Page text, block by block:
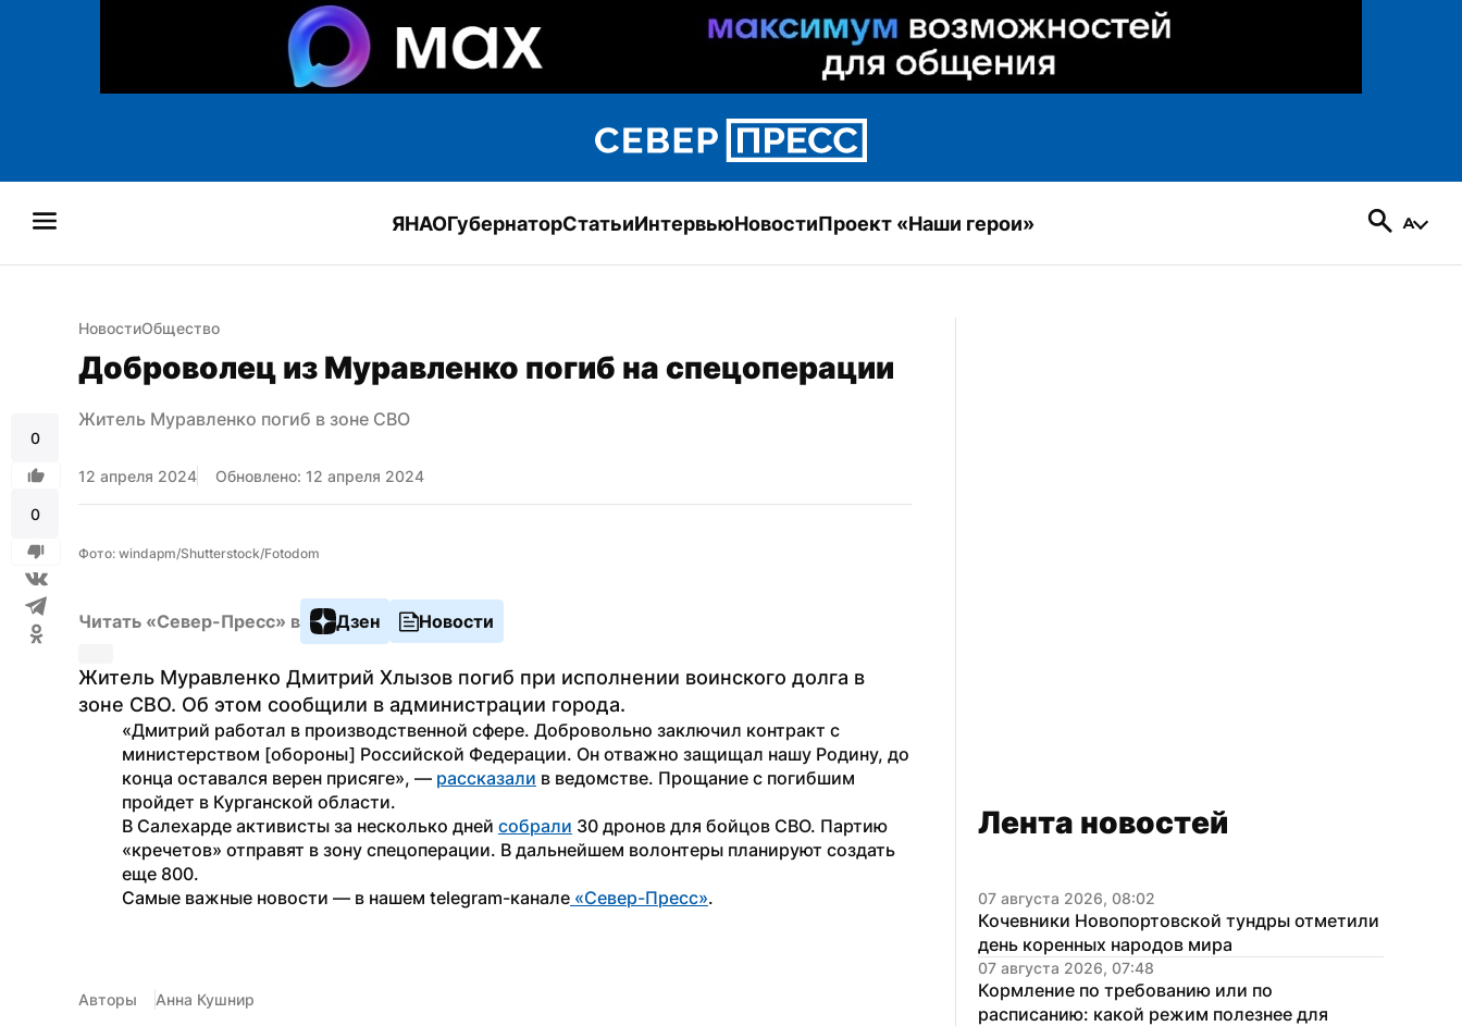
ЯНАОГубернаторСтатьиИнтервьюНовостиПроект «Наши герои»
0
0
НовостиОбщество
Доброволец из Муравленко погиб на спецоперации
Житель Муравленко погиб в зоне СВО
12 апреля 2024 Обновлено: 12 апреля 2024
Фото: windapm/Shutterstock/Fotodom
Читать «Север-Пресс» в Дзен Новости
Житель Муравленко Дмитрий Хлызов погиб при исполнении воинского долга в
зоне СВО. Об этом сообщили в администрации города.
«Дмитрий работал в производственной сфере. Добровольно заключил контракт с
министерством [обороны] Российской Федерации. Он отважно защищал нашу Родину, до
конца оставался верен присяге», — рассказали в ведомстве. Прощание с погибшим
пройдет в Курганской области.
В Салехарде активисты за несколько дней собрали 30 дронов для бойцов СВО. Партию
«кречетов» отправят в зону спецоперации. В дальнейшем волонтеры планируют создать
еще 800.
Самые важные новости — в нашем telegram-канале «Север-Пресс».
Авторы Анна Кушнир
Лента новостей
07 августа 2026, 08:02
Кочевники Новопортовской тундры отметили
день коренных народов мира
07 августа 2026, 07:48
Кормление по требованию или по
расписанию: какой режим полезнее для